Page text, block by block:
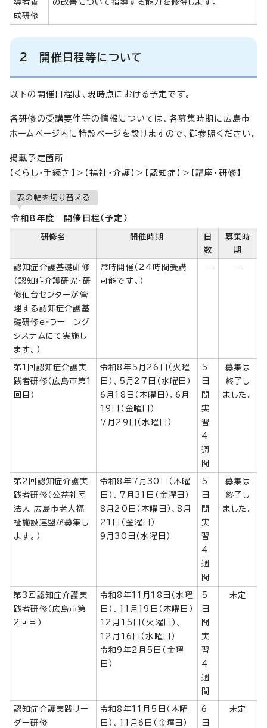
成研修
2 開催日程等について
以下の開催日程は、現時点における予定です。
各研修の受講要件等の情報については、各募集時期に広島市
ホームページ内に特設ページを設けますので、御参照ください。
掲載予定箇所
【くらし・手続き】＞【福祉・介護】＞【認知症】＞【講座・研修】
表の幅を切り替える
令和8年度 開催日程（予定）
研修名 開催時期
日
数
募集時
期
認知症介護基礎研修
（認知症介護研究・研
修仙台センターが管
理する認知症介護基
礎研修e‐ラーニング
システムにて実施し
ます。）
常時開催（24時間受講
可能です。）
－ －
第1回認知症介護実
践者研修（広島市第1
回目）
令和8年5月26日（火曜
日）、5月27日（水曜日）
6月18日（木曜日）、6月
19日（金曜日）
7月29日（水曜日）
5
日
間
実
習
4
週
間
募集は
終了し
ました。
第2回認知症介護実
践者研修（公益社団
法人 広島市老人福
祉施設連盟が募集し
ます。）
令和8年7月30日（木曜
日）、7月31日（金曜日）
8月20日（木曜日）、8月
21日（金曜日）
9月30日（水曜日）
5
日
間
実
習
4
週
間
募集は
終了し
ました。
第3回認知症介護実
践者研修（広島市第
2回目）
令和8年11月18日（水曜
日）、11月19日（木曜日）
12月15日（火曜日）、
12月16日（水曜日）
令和9年2月5日（金曜
日）
5
日
間
実
習
4
週
間
未定
認知症介護実践リー
ダー研修
令和8年11月5日（木曜
日）、11月6日（金曜日）
6
日
未定